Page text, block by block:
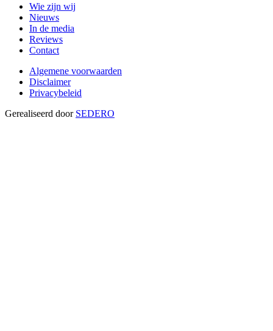
Wie zijn wij
Nieuws
In de media
Reviews
Contact
Algemene voorwaarden
Disclaimer
Privacybeleid
Gerealiseerd door SEDERO